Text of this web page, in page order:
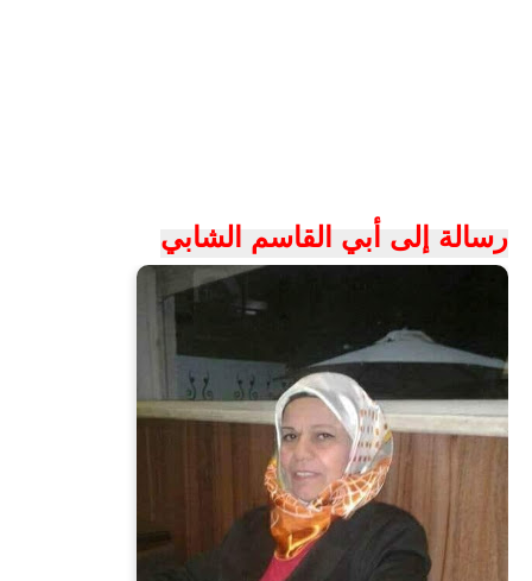
رسالة إلى أبي القاسم الشابي